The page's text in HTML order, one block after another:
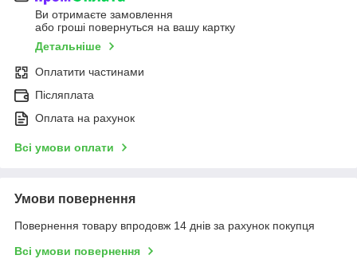
Ви отримаєте замовлення
або гроші повернуться на вашу картку
Детальніше
Оплатити частинами
Післяплата
Оплата на рахунок
Всі умови оплати
Умови повернення
Повернення товару впродовж 14 днів за рахунок покупця
Всі умови повернення